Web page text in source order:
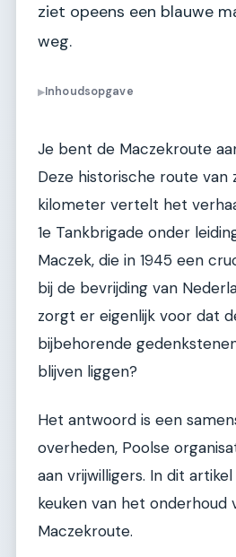
ziet opeens een blauwe
weg.
▶Inhoudsopgave
Je bent de Maczekroute
Deze historische route van
kilometer vertelt het
1e Tankbrigade onder
Maczek, die in 1945 een
bij de bevrijding van
zorgt er eigenlijk voor dat
bijbehorende
blijven liggen?
Het antwoord is een
overheden, Poolse
aan vrijwilligers. In dit
keuken van het onderhoud
Maczekroute.